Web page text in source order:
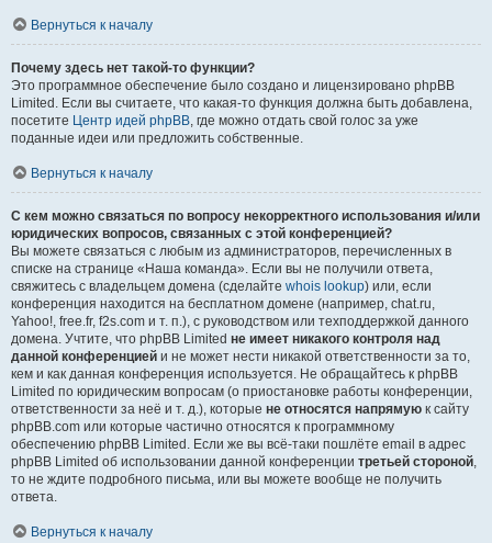
Вернуться к началу
Почему здесь нет такой-то функции?
Это программное обеспечение было создано и лицензировано phpBB
Limited. Если вы считаете, что какая-то функция должна быть добавлена,
посетите Центр идей phpBB, где можно отдать свой голос за уже
поданные идеи или предложить собственные.
Вернуться к началу
С кем можно связаться по вопросу некорректного использования и/или
юридических вопросов, связанных с этой конференцией?
Вы можете связаться с любым из администраторов, перечисленных в
списке на странице «Наша команда». Если вы не получили ответа,
свяжитесь с владельцем домена (сделайте whois lookup) или, если
конференция находится на бесплатном домене (например, chat.ru,
Yahoo!, free.fr, f2s.com и т. п.), с руководством или техподдержкой данного
домена. Учтите, что phpBB Limited не имеет никакого контроля над
данной конференцией и не может нести никакой ответственности за то,
кем и как данная конференция используется. Не обращайтесь к phpBB
Limited по юридическим вопросам (о приостановке работы конференции,
ответственности за неё и т. д.), которые не относятся напрямую к сайту
phpBB.com или которые частично относятся к программному
обеспечению phpBB Limited. Если же вы всё-таки пошлёте email в адрес
phpBB Limited об использовании данной конференции третьей стороной,
то не ждите подробного письма, или вы можете вообще не получить
ответа.
Вернуться к началу